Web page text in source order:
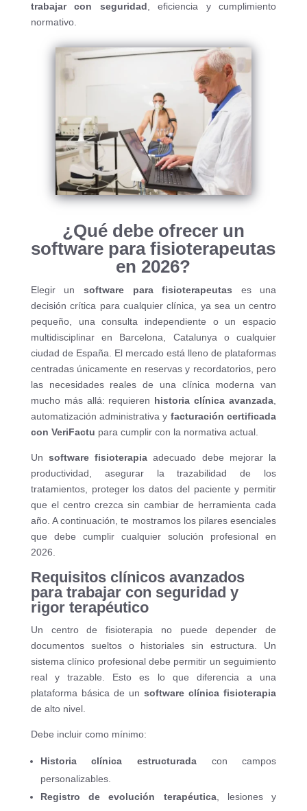
trabajar con seguridad, eficiencia y cumplimiento
normativo.
¿Qué debe ofrecer un
software para fisioterapeutas
en 2026?
Elegir un software para fisioterapeutas es una
decisión crítica para cualquier clínica, ya sea un centro
pequeño, una consulta independiente o un espacio
multidisciplinar en Barcelona, Catalunya o cualquier
ciudad de España. El mercado está lleno de plataformas
centradas únicamente en reservas y recordatorios, pero
las necesidades reales de una clínica moderna van
mucho más allá: requieren historia clínica avanzada,
automatización administrativa y facturación certificada
con VeriFactu para cumplir con la normativa actual.
Unsoftware fisioterapia adecuado debe mejorar la
productividad, asegurar la trazabilidad de los
tratamientos, proteger los datos del paciente y permitir
que el centro crezca sin cambiar de herramienta cada
año. A continuación, te mostramos los pilares esenciales
que debe cumplir cualquier solución profesional en
2026.
Requisitos clínicos avanzados
para trabajar con seguridad y
rigor terapéutico
Un centro de fisioterapia no puede depender de
documentos sueltos o historiales sin estructura. Un
sistema clínico profesional debe permitir un seguimiento
real y trazable. Esto es lo que diferencia a una
plataforma básica de unsoftware clínica fisioterapia
de alto nivel.
Debe incluir como mínimo:
Historia clínica estructurada con campos
personalizables.
Registro de evolución terapéutica, lesiones y